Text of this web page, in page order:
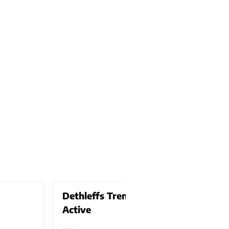
Dethleffs Trend T 7057 EB
Active